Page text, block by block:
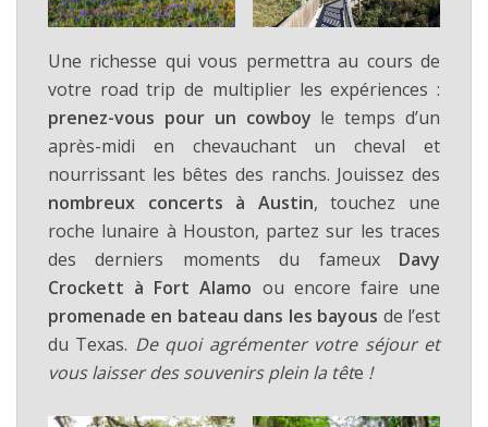
Une richesse qui vous permettra au cours de
votre road trip de multiplier les expériences :
prenez-vous pour un cowboy le temps d’un
après-midi en chevauchant un cheval et
nourrissant les bêtes des ranchs. Jouissez des
nombreux concerts à Austin, touchez une
roche lunaire à Houston, partez sur les traces
des derniers moments du fameux Davy
Crockett à Fort Alamo ou encore faire une
promenade en bateau dans les bayous de l’est
du Texas. De quoi agrémenter votre séjour et
vous laisser des souvenirs plein la tête !